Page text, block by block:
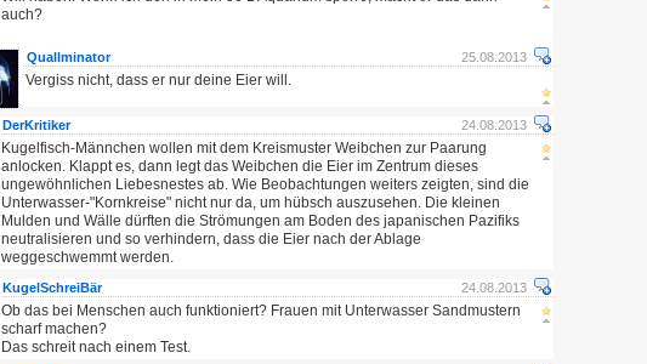
auch?
25.08.2013
Quallminator
Vergiss nicht, dass er nur deine Eier will.
24.08.2013
DerKritiker
Kugelfisch-Männchen wollen mit dem Kreismuster Weibchen zur Paarung
anlocken. Klappt es, dann legt das Weibchen die Eier im Zentrum dieses
ungewöhnlichen Liebesnestes ab. Wie Beobachtungen weiters zeigten, sind die
Unterwasser-"Kornkreise" nicht nur da, um hübsch auszusehen. Die kleinen
Mulden und Wälle dürften die Strömungen am Boden des japanischen Pazifiks
neutralisieren und so verhindern, dass die Eier nach der Ablage
weggeschwemmt werden.
24.08.2013
KugelSchreiBär
Ob das bei Menschen auch funktioniert? Frauen mit Unterwasser Sandmustern
scharf machen?
Das schreit nach einem Test.